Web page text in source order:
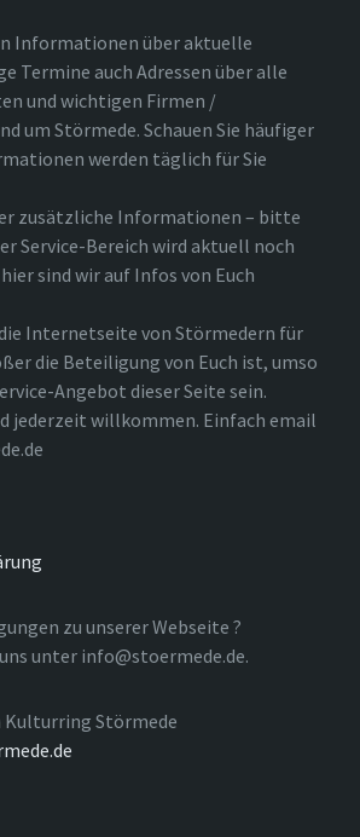
Informationen über aktuelle
Termine auch Adressen über alle
und wichtigen Firmen /
um Störmede. Schauen Sie häufiger
werden täglich für Sie
zusätzliche Informationen – bitte
Service-Bereich wird aktuell noch
sind wir auf Infos von Euch
Internetseite von Störmedern für
die Beteiligung von Euch ist, umso
Angebot dieser Seite sein.
jederzeit willkommen. Einfach email
zu unserer Webseite ?
unter info@stoermede.de.
Kulturring Störmede